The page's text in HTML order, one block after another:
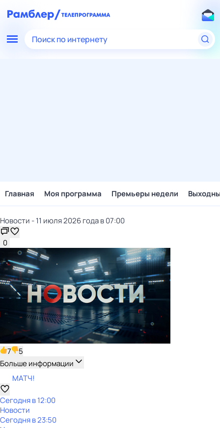
Поиск по интернету
Главная Моя программа Премьеры недели
Новости - 11 июля 2026 года в 07:00
0
7
5
Больше информации
МАТЧ!
Сегодня в 12:00
Новости
Сегодня в 23:50